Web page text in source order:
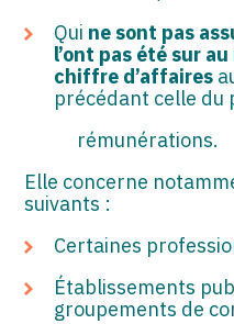
Qui ne sont pas
l’ont pas été sur
chiffre d’affaires
précédant celle du
rémunérations.
Elle concerne
suivants :
Certaines
Établissements
groupements de